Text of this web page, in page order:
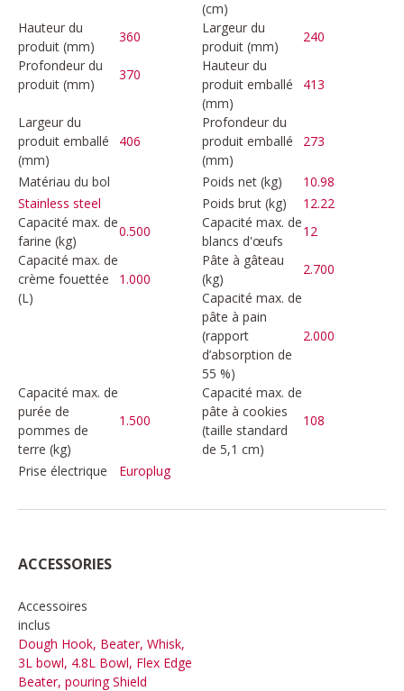
(cm)
Hauteur du
produit (mm)
360
Largeur du
produit (mm)
240
Profondeur du
produit (mm)
370
Hauteur du
produit emballé
(mm)
413
Largeur du
produit emballé
(mm)
406
Profondeur du
produit emballé
(mm)
273
Matériau du bol
Stainless steel
Poids net (kg)
10.98
Poids brut (kg)
12.22
Capacité max. de
farine (kg)
0.500
Capacité max. de
blancs d'œufs
12
Capacité max. de
crème fouettée
(L)
1.000
Pâte à gâteau
(kg)
2.700
Capacité max. de
pâte à pain
(rapport
d’absorption de
55 %)
2.000
Capacité max. de
purée de
pommes de
terre (kg)
1.500
Capacité max. de
pâte à cookies
(taille standard
de 5,1 cm)
108
Prise électrique Europlug
ACCESSORIES
Accessoires
inclus
Dough Hook, Beater, Whisk,
3L bowl, 4.8L Bowl, Flex Edge
Beater, pouring Shield